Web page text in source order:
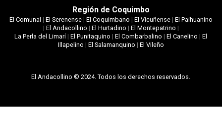
Región de Coquimbo
El Comunal | El Serenense| El Coquimbano | El Vicuñense| El Paihuanino
| El Andacollino | El Hurtadino | El Montepatrino |
La Perla del Limarí|El Punitaquino |El Combarbalino |El Canelino |El
Illapelino | El Salamanquino | El Vileño
El Andacollino © 2024. Todos los derechos reservados.